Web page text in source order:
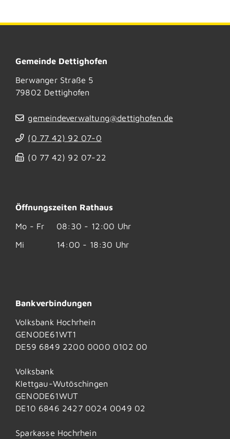
Gemeinde Dettighofen
Berwanger Straße 5
79802 Dettighofen
gemeindeverwaltung@dettighofen.de
(0 77 42) 92 07-0
(0 77 42) 92 07-22
Öffnungszeiten Rathaus
Mo - Fr
08:30 - 12:00 Uhr
Mi
14:00 - 18:30 Uhr
Bankverbindungen
Volksbank Hochrhein
GENODE61WT1
DE59 6849 2200 0000 0102 00
Volksbank
Klettgau-Wutöschingen
GENODE61WUT
DE10 6846 2427 0024 0049 02
Sparkasse Hochrhein